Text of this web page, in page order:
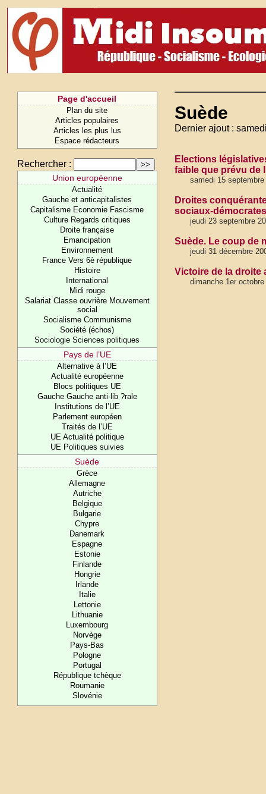
Page d'accueil
Plan du site
Articles populaires
Articles les plus lus
Espace rédacteurs
Rechercher :
Union européenne
Actualité
Gauche et anticapitalistes
Capitalisme Economie Fascisme
Culture Regards critiques
Droite française
Emancipation
Environnement
France Vers 6è république
Histoire
International
Midi rouge
Salariat Classe ouvrière Mouvement
social
Socialisme Communisme
Société (échos)
Sociologie Sciences politiques
Pays de l’UE
Alternative à l’UE
Actualité européenne
Blocs politiques UE
Gauche Gauche anti-lib ?rale
Institutions de l’UE
Parlement européen
Traités de l’UE
UE Actualité politique
UE Politiques suivies
Suède
Grèce
Allemagne
Autriche
Belgique
Bulgarie
Chypre
Danemark
Espagne
Estonie
Finlande
Hongrie
Irlande
Italie
Lettonie
Lithuanie
Luxembourg
Norvège
Pays-Bas
Pologne
Portugal
République tchèque
Roumanie
Slovénie
Suède
Dernier ajout :
Elections
faible que prévu de
samedi 15 septembre
Droites
sociaux-
jeudi 23 septembre
Suède. Le coup de
jeudi 31 décembre
Victoire de la droite
dimanche 1er octobre